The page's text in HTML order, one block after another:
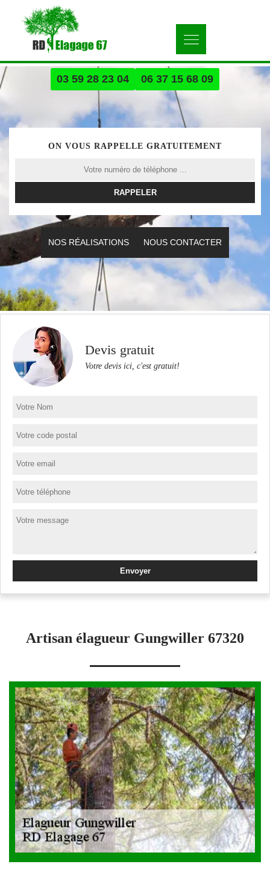
03 59 28 23 04 06 37 15 68 09
ON VOUS RAPPELLE GRATUITEMENT
NOS RÉALISATIONS NOUS CONTACTER
Devis gratuit
Votre devis ici, c'est gratuit!
Artisan élagueur Gungwiller 67320